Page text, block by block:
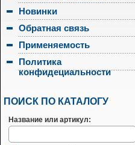
Новинки
Обратная связь
Применяемость
Политика
конфидециальности
ПОИСК ПО КАТАЛОГУ
Название или артикул: